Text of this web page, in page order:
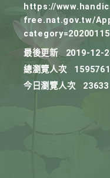
https://
free.nat.gov.tw/
最後更新
2019-12-
總瀏覽人次
今日瀏覽人次
23633